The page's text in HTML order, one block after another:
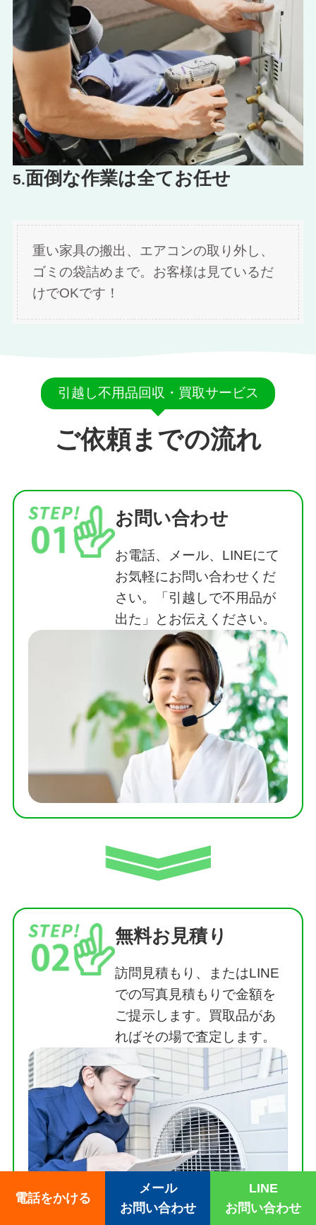
5.面倒な作業は全てお任せ
重い家具の搬出、エアコンの取り外し、
ゴミの袋詰めまで。お客様は見ているだ
けでOKです！
引越し不用品回収・買取サービス
ご依頼までの流れ
お問い合わせ
お電話、メール、LINEにて
お気軽にお問い合わせくだ
さい。「引越しで不用品が
出た」とお伝えください。
無料お見積り
訪問見積もり、またはLINE
での写真見積もりで金額を
ご提示します。買取品があ
ればその場で査定します。
電話をかける
メール
お問い合わせ
LINE
お問い合わせ